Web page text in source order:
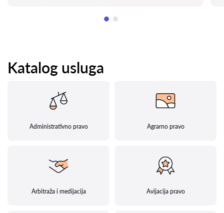
Katalog usluga
Administrativno pravo Agrarno pravo
Arbitraža i medijacija Avijacija pravo